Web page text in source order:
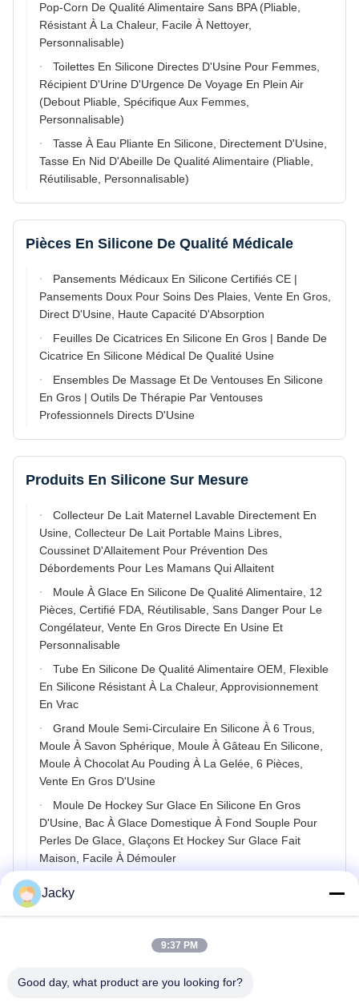
Pop-Corn De Qualité Alimentaire Sans BPA (Pliable,
Résistant À La Chaleur, Facile À Nettoyer,
Personnalisable)
Toilettes En Silicone Directes D'Usine Pour Femmes,
Récipient D'Urine D'Urgence De Voyage En Plein Air
(Debout Pliable, Spécifique Aux Femmes,
Personnalisable)
Tasse À Eau Pliante En Silicone, Directement D'Usine,
Tasse En Nid D'Abeille De Qualité Alimentaire (Pliable,
Réutilisable, Personnalisable)
Pièces En Silicone De Qualité Médicale
Pansements Médicaux En Silicone Certifiés CE |
Pansements Doux Pour Soins Des Plaies, Vente En Gros,
Direct D'Usine, Haute Capacité D'Absorption
Feuilles De Cicatrices En Silicone En Gros | Bande De
Cicatrice En Silicone Médical De Qualité Usine
Ensembles De Massage Et De Ventouses En Silicone
En Gros | Outils De Thérapie Par Ventouses
Professionnels Directs D'Usine
Produits En Silicone Sur Mesure
Collecteur De Lait Maternel Lavable Directement En
Usine, Collecteur De Lait Portable Mains Libres,
Coussinet D'Allaitement Pour Prévention Des
Débordements Pour Les Mamans Qui Allaitent
Moule À Glace En Silicone De Qualité Alimentaire, 12
Pièces, Certifié FDA, Réutilisable, Sans Danger Pour Le
Congélateur, Vente En Gros Directe En Usine Et
Personnalisable
Tube En Silicone De Qualité Alimentaire OEM, Flexible
En Silicone Résistant À La Chaleur, Approvisionnement
En Vrac
Grand Moule Semi-Circulaire En Silicone À 6 Trous,
Moule À Savon Sphérique, Moule À Gâteau En Silicone,
Moule À Chocolat Au Pouding À La Gelée, 6 Pièces,
Vente En Gros D'Usine
Moule De Hockey Sur Glace En Silicone En Gros
D'Usine, Bac À Glace Domestique À Fond Souple Pour
Perles De Glace, Glaçons Et Hockey Sur Glace Fait
Maison, Facile À Démouler
Bouchon À Clipser, Bouchon À Robinet Inversé, Type T
Creux Absorbant Les Chocs À Haute Température Et
OEM/ODM - Moule En Silicone Non Standard
Jacky
9:37 PM
Good day, what product are you looking for?